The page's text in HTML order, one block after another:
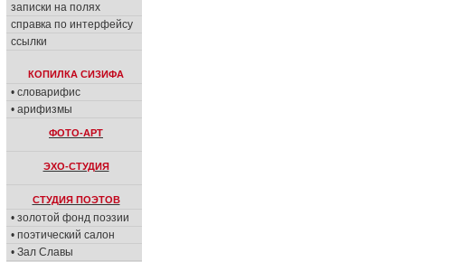
записки на полях
справка по интерфейсу
ссылки
КОПИЛКА СИЗИФА
• словарифис
• арифизмы
ФОТО-АРТ
ЭХО-СТУДИЯ
СТУДИЯ ПОЭТОВ
• золотой фонд поэзии
• поэтический салон
• Зал Славы